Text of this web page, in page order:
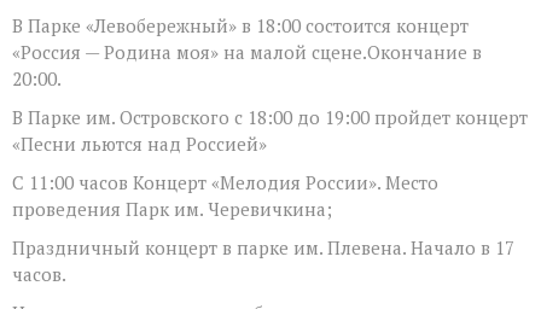
В Парке «Левобережный» в 18:00 состоится концерт
«Россия — Родина моя» на малой сцене.Окончание в
20:00.
В Парке им. Островского с 18:00 до 19:00 пройдет концерт
«Песни льются над Россией»
С 11:00 часов Концерт «Мелодия России». Место
проведения Парк им. Черевичкина;
Праздничный концерт в парке им. Плевена. Начало в 17
часов.